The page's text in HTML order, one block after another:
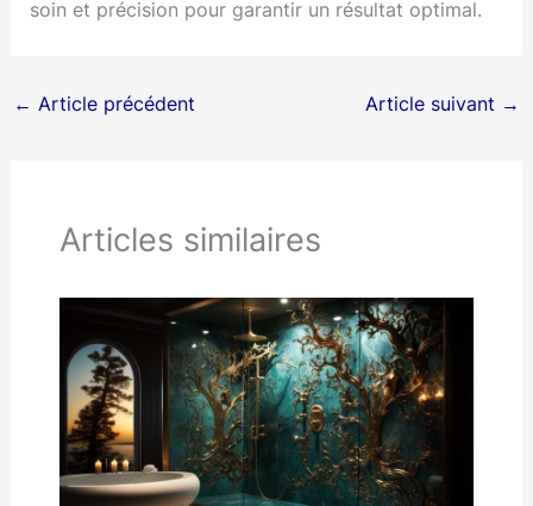
soin et précision pour garantir un résultat optimal.
← Article précédent Article suivant →
Articles similaires